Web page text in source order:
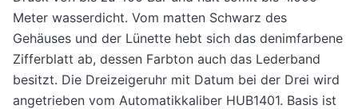
Meter wasserdicht. Vom matten Schwarz des
Gehäuses und der Lünette hebt sich das denimfarbene
Zifferblatt ab, dessen Farbton auch das Lederband
besitzt. Die Dreizeigeruhr mit Datum bei der Drei wird
angetrieben vom Automatikkaliber HUB1401. Basis ist